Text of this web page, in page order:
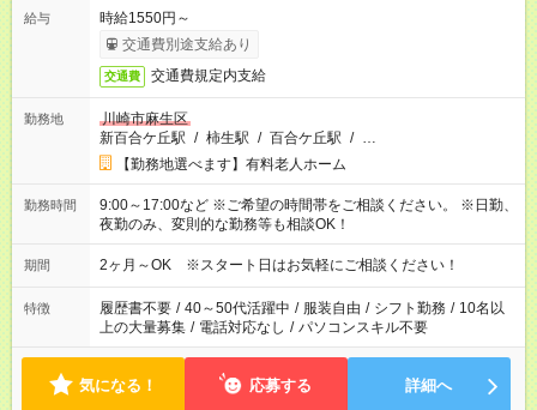
給与
時給1550円～
交通費別途支給あり
交通費 交通費規定内支給
勤務地
川崎市麻生区
新百合ケ丘駅 / 柿生駅 / 百合ケ丘駅 / …
【勤務地選べます】有料老人ホーム
勤務時間
9:00～17:00など ※ご希望の時間帯をご相談ください。 ※日勤、
夜勤のみ、変則的な勤務等も相談OK！
期間 2ヶ月～OK ※スタート日はお気軽にご相談ください！
特徴 履歴書不要 / 40～50代活躍中 / 服装自由 / シフト勤務 / 10名以
上の大量募集 / 電話対応なし / パソコンスキル不要
気になる！ 応募する 詳細へ